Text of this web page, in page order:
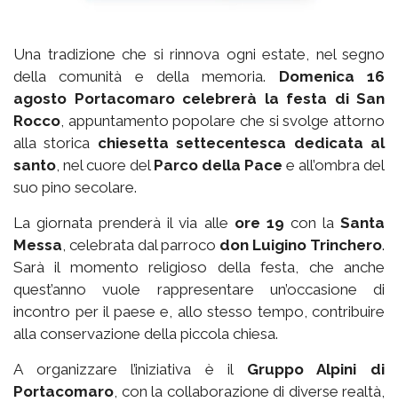
Una tradizione che si rinnova ogni estate, nel segno
della comunità e della memoria. Domenica 16
agosto Portacomaro celebrerà la festa di San
Rocco, appuntamento popolare che si svolge attorno
alla storica chiesetta settecentesca dedicata al
santo, nel cuore del Parco della Pace e all’ombra del
suo pino secolare.
La giornata prenderà il via alle ore 19 con laSanta
Messa, celebrata dal parroco don Luigino Trinchero.
Sarà il momento religioso della festa, che anche
quest’anno vuole rappresentare un’occasione di
incontro per il paese e, allo stesso tempo, contribuire
alla conservazione della piccola chiesa.
A organizzare l’iniziativa è il Gruppo Alpini di
Portacomaro, con la collaborazione di diverse realtà,